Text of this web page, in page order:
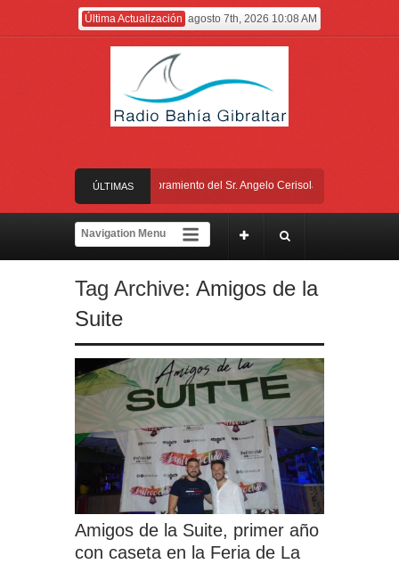
Última Actualización agosto 7th, 2026 10:08 AM
ÚLTIMAS
NOTICIAS
El Gobierno anuncia el nombramiento del Sr. Angelo Cerisola como Director
El alcalde felicita a Sara, que con 14 años ha obtenido el nivel de inglés C2
Presentado el IV Torneo de Fútbol Senior Alcalde de San Roque, que se
El Gobierno anuncia el nombramiento del Sr. Angelo Cerisola como Director
Tag Archive: Amigos de la
Suite
Amigos de la Suite, primer año
con caseta en la Feria de La